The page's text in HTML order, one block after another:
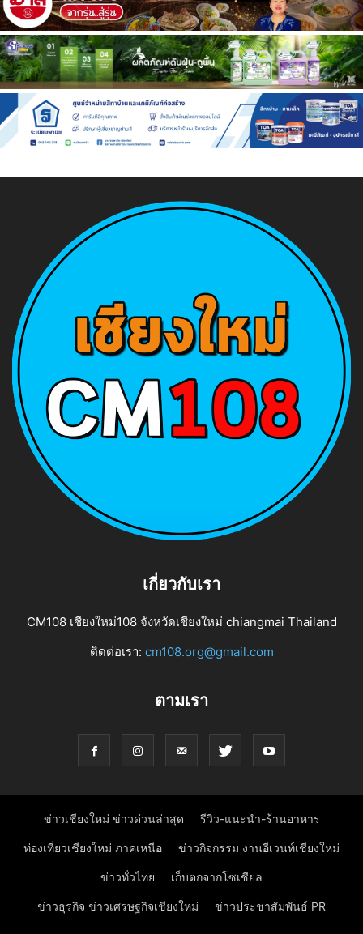
เกี่ยวกับเรา
CM108 เชียงใหม่108 จังหวัดเชียงใหม่ chiangmai Thailand
ติดต่อเรา: cm108.org@gmail.com
ตามเรา
ข่าวเชียงใหม่ ข่าวด่วนล่าสุด รีวิว-แนะนำ-ร้านอาหาร
ท่องเที่ยวเชียงใหม่ ภาคเหนือ ข่าวกิจกรรม งานอีเวนท์เชียงใหม่
ข่าวทั่วไทย เก็บตกจากโซเชียล
ข่าวธุรกิจ ข่าวเศรษฐกิจเชียงใหม่ ข่าวประชาสัมพันธ์ PR